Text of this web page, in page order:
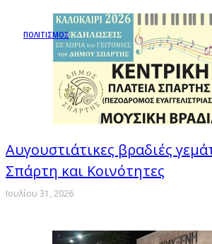
ΠΟΛΙΤΙΣΜΟΣ
Αυγουστιάτικες βραδιές
Σπάρτη και Κοινότητες
Ιουλίου 31, 2026